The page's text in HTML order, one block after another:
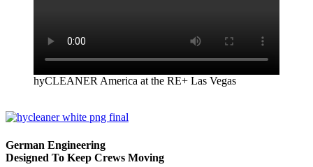
hyCLEANER America at the RE+ Las Vegas
German Engineering
Designed To Keep Crews Moving